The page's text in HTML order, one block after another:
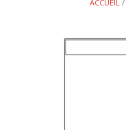
ACCUEIL /